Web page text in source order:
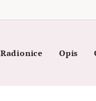
Radionice Opis